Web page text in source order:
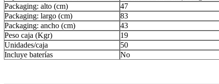
Packaging: alto (cm)
47
Packaging: largo (cm)
83
Packaging: ancho (cm)
43
Peso caja (Kgr)
19
Unidades/caja
50
Incluye baterías
No